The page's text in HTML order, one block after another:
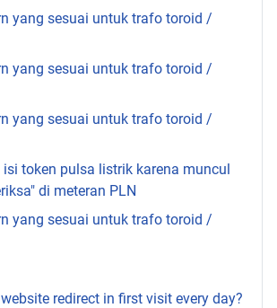
yang sesuai untuk trafo toroid /
yang sesuai untuk trafo toroid /
yang sesuai untuk trafo toroid /
token pulsa listrik karena muncul
di meteran PLN
yang sesuai untuk trafo toroid /
redirect in first visit every day?